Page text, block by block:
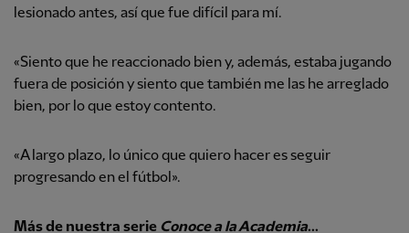
lesionado antes, así que fue difícil para mí.
«Siento que he reaccionado bien y, además, estaba jugando
fuera de posición y siento que también me las he arreglado
bien, por lo que estoy contento.
«A largo plazo, lo único que quiero hacer es seguir
progresando en el fútbol».
Más de nuestra serie Conoce a la Academia...